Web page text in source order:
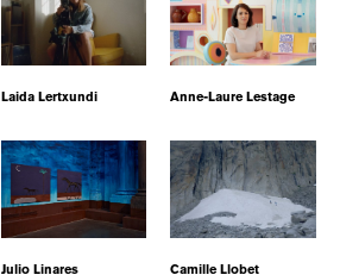
Laida Lertxundi Anne-Laure Lestage
Julio Linares Camille Llobet